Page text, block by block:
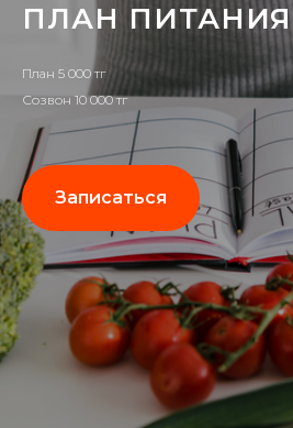
ПЛАН ПИТАНИЯ
План 5 000тг
Созвон 10 000 тг
Записаться